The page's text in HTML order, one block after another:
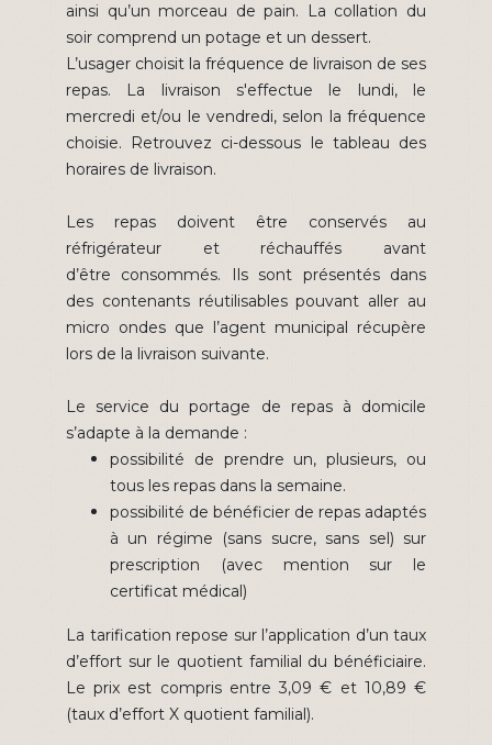
ainsi qu’un morceau de pain. La collation du
soir comprend un potage et un dessert.
L’usager choisit la fréquence de livraison de ses
repas. La livraison s'effectue le lundi, le
mercredi et/ou le vendredi, selon la fréquence
choisie. Retrouvez ci-dessous le tableau des
horaires de livraison.
Les repas doivent être conservés au
réfrigérateur et réchauffés avant
d’être consommés. Ils sont présentés dans
des contenants réutilisables pouvant aller au
micro ondes que l’agent municipal récupère
lors de la livraison suivante.
Le service du portage de repas à domicile
s’adapte à la demande :
possibilité de prendre un, plusieurs, ou
tous les repas dans la semaine.
possibilité de bénéficier de repas adaptés
à un régime (sans sucre, sans sel) sur
prescription (avec mention sur le
certificat médical)
La tarification repose sur l’application d’un taux
d’effort sur le quotient familial du bénéficiaire.
Le prix est compris entre 3,09 € et 10,89 €
(taux d’effort X quotient familial).